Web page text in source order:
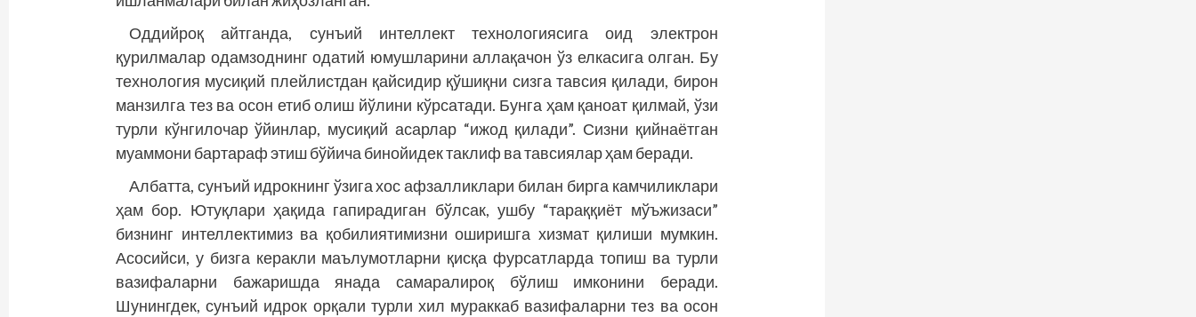
Оддийроқ айтганда, сунъий интеллект технологиясига оид электрон
қурилмалар одамзоднинг одатий юмушларини аллақачон ўз елкасига олган. Бу
технология мусиқий плейлистдан қайсидир қўшиқни сизга тавсия қилади, бирон
манзилга тез ва осон етиб олиш йўлини кўрсатади. Бунга ҳам қаноат қилмай, ўзи
турли кўнгилочар ўйинлар, мусиқий асарлар “ижод қилади”. Сизни қийнаётган
муаммони бартараф этиш бўйича бинойидек таклиф ва тавсиялар ҳам беради.
Албатта, сунъий идрокнинг ўзига хос афзалликлари билан бирга камчиликлари
ҳам бор. Ютуқлари ҳақида гапирадиган бўлсак, ушбу “тараққиёт мўъжизаси”
бизнинг интеллектимиз ва қобилиятимизни оширишга хизмат қилиши мумкин.
Асосийси, у бизга керакли маълумотларни қисқа фурсатларда топиш ва турли
вазифаларни бажаришда янада самаралироқ бўлиш имконини беради.
Шунингдек, сунъий идрок орқали турли хил мураккаб вазифаларни тез ва осон